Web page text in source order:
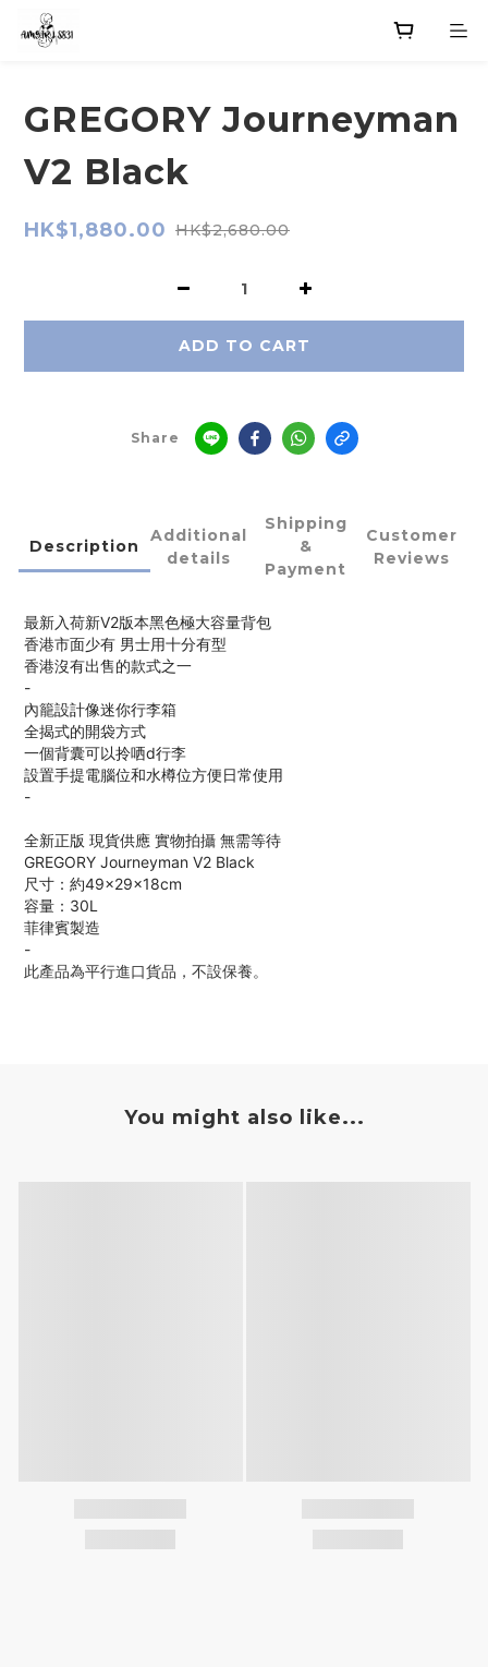
GREGORY Journeyman
V2 Black
HK$1,880.00 HK$2,680.00
ADD TO CART
Share
Description
Additional
details
Shipping
&
Payment
Customer
Reviews
最新入荷新V2版本黑色極大容量背包
香港市面少有 男士用十分有型
香港沒有出售的款式之一
-
內籠設計像迷你行李箱
全揭式的開袋方式
一個背囊可以拎哂d行李
設置手提電腦位和水樽位方便日常使用
-
全新正版 現貨供應 實物拍攝 無需等待
GREGORY Journeyman V2 Black
尺寸：約49×29×18cm
容量：30L
菲律賓製造
-
此產品為平行進口貨品，不設保養。
You might also like...